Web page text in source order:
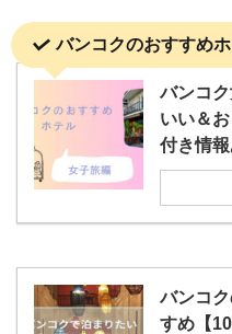
バンコクのおすすめ
バンコ
いい＆
付き情報
バンコ
すめ【